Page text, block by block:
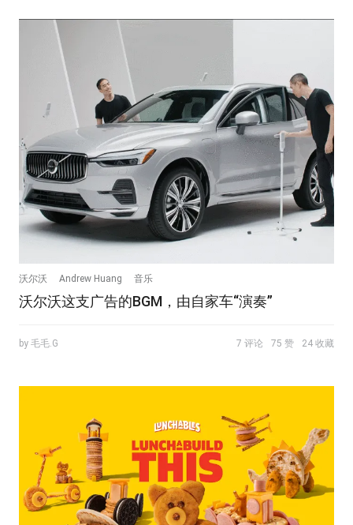
沃尔沃 Andrew Huang 音乐
沃尔沃这支广告的BGM，由自家车“演奏”
by 毛毛.G 7 评论 75 赞 24 收藏